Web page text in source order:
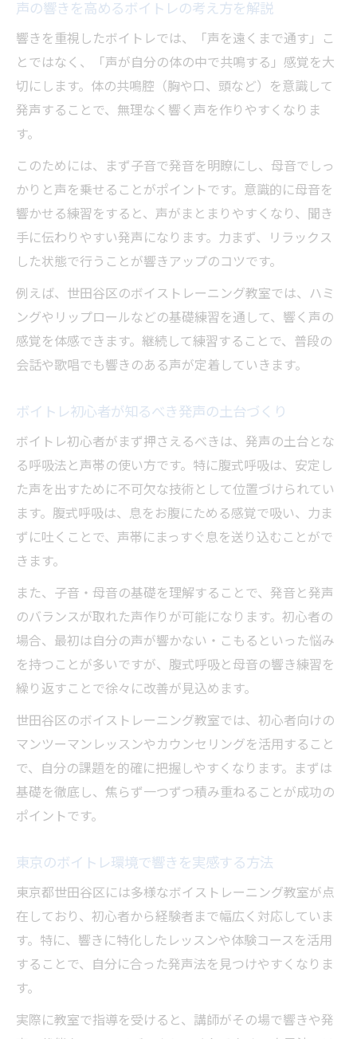
腹式呼吸でボイトレ効果を実感しよう
ボイトレの腹式呼吸で響く声を目指す方法
腹式呼吸がボイトレで果たす役割を解説
お腹から声を出すボイトレの実践ポイント
ボイトレ効果を引き出す呼吸練習のコツ
ボイトレ初心者が安心できる発声の始め方
声の悩みを解決するボイトレ実践ポイント
ボイトレ教室で初心者が身につく発声技術
自宅でもできるボイトレ練習方法の紹介
声の響きを高めるボイトレの考え方を解説
響きを重視したボイトレでは、「声を遠くまで通す」こ
とではなく、「声が自分の体の中で共鳴する」感覚を大
切にします。体の共鳴腔（胸や口、頭など）を意識して
発声することで、無理なく響く声を作りやすくなりま
す。
このためには、まず子音で発音を明瞭にし、母音でしっ
かりと声を乗せることがポイントです。意識的に母音を
響かせる練習をすると、声がまとまりやすくなり、聞き
手に伝わりやすい発声になります。力まず、リラックス
した状態で行うことが響きアップのコツです。
例えば、世田谷区のボイストレーニング教室では、ハミ
ングやリップロールなどの基礎練習を通して、響く声の
感覚を体感できます。継続して練習することで、普段の
会話や歌唱でも響きのある声が定着していきます。
ボイトレ初心者が知るべき発声の土台づくり
ボイトレ初心者がまず押さえるべきは、発声の土台とな
る呼吸法と声帯の使い方です。特に腹式呼吸は、安定し
た声を出すために不可欠な技術として位置づけられてい
ます。腹式呼吸は、息をお腹にためる感覚で吸い、力ま
ずに吐くことで、声帯にまっすぐ息を送り込むことがで
きます。
また、子音・母音の基礎を理解することで、発音と発声
のバランスが取れた声作りが可能になります。初心者の
場合、最初は自分の声が響かない・こもるといった悩み
を持つことが多いですが、腹式呼吸と母音の響き練習を
繰り返すことで徐々に改善が見込めます。
世田谷区のボイストレーニング教室では、初心者向けの
マンツーマンレッスンやカウンセリングを活用すること
で、自分の課題を的確に把握しやすくなります。まずは
基礎を徹底し、焦らず一つずつ積み重ねることが成功の
ポイントです。
東京のボイトレ環境で響きを実感する方法
東京都世田谷区には多様なボイストレーニング教室が点
在しており、初心者から経験者まで幅広く対応していま
す。特に、響きに特化したレッスンや体験コースを活用
することで、自分に合った発声法を見つけやすくなりま
す。
実際に教室で指導を受けると、講師がその場で響きや発